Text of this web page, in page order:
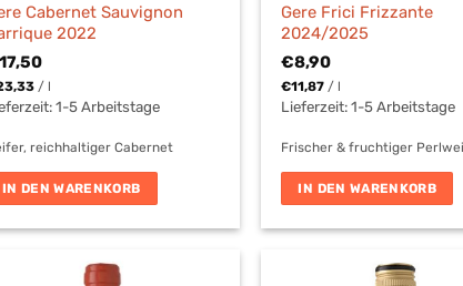
Cabernet Sauvignon
2022
/ l
1-5 Arbeitstage
reichhaltiger Cabernet
IN DEN WARENKORB
Gere Frici Frizzante
2024/2025
€8,90
€11,87 / l
Lieferzeit:1-5 Arbeitstage
Frischer & fruchtiger
IN DEN WARENKORB